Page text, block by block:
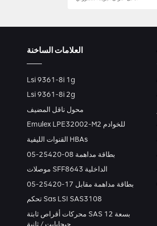
العلامات الساخنة
Lsi 9361-8i 1g
Lsi 9361-8i 2g
محول ناقل المضيف
Emulex LPE32002-M2 للخوادم
القنوات الليفية HBAs
بطاقة مداهمة 08-25420-05
موصلات SFF8643 الداخلية
بطاقة مداهمة مقابل 17-25420-05
تحكم Sas LSI SAS3108
محركات أقراص ثابتة SAS بسعة 12
جيجابايت / ثانية